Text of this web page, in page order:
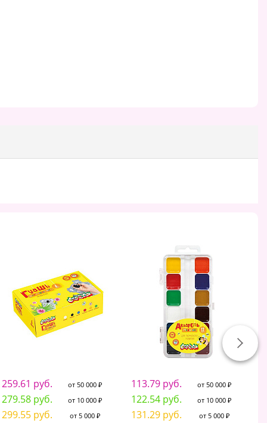
259.61 руб. от 50 000 ₽
279.58 руб. от 10 000 ₽
299.55 руб. от 5 000 ₽
113.79 руб. от 50 000 ₽
122.54 руб. от 10 000 ₽
131.29 руб. от 5 000 ₽